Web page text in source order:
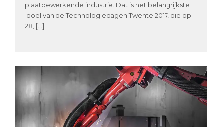
plaatbewerkende industrie. Dat is het belangrijkste
doel van de Technologiedagen Twente 2017, die op
28, […]